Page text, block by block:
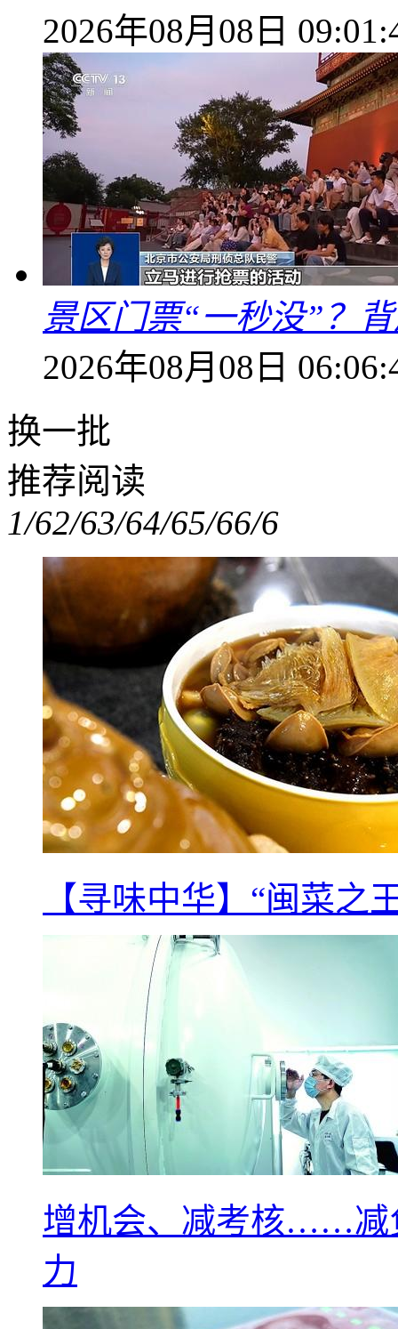
2026年08月08日
景区门票“一秒没”？
2026年08月08日
换一批
推荐阅读
1/62/63/64/65/66/6
【寻味中华】“闽菜之
增机会、减考核……减
力